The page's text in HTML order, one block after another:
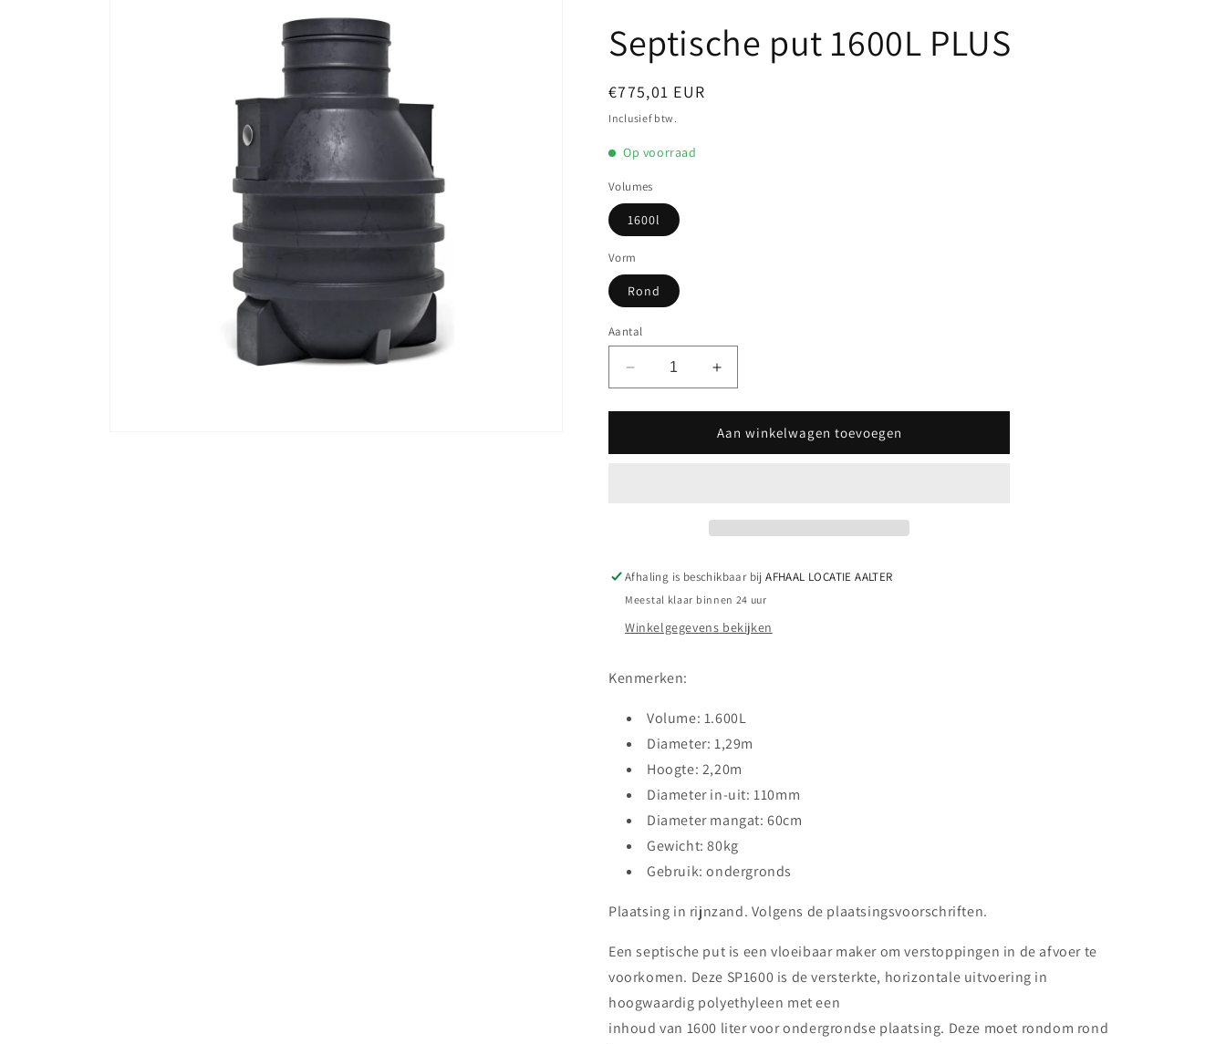
Septische put 1600L PLUS
Normale
prijs
€775,01 EUR
Inclusief btw.
Op voorraad
Volumes
1600l
Vorm
Rond
Aantal
Aantal
verlagen
voor
put
Aantal
verhogen
voor
Septische
put
Aan winkelwagen toevoegen
Afhaling is beschikbaar bijAFHAAL LOCATIE AALTER
Meestal klaar binnen 24 uur
Winkelgegevens bekijken
Kenmerken:
Volume: 1.600L
Diameter: 1,29m
Hoogte: 2,20m
Diameter in-uit: 110mm
Diameter mangat: 60cm
Gewicht: 80kg
Gebruik: ondergronds
Plaatsing in rijnzand. Volgens de plaatsingsvoorschriften.
Een septische put is een vloeibaar maker om verstoppingen in de afvoer te
voorkomen. Deze SP1600 is de versterkte, horizontale uitvoering in
hoogwaardig polyethyleen met een
inhoud van 1600 liter voor ondergrondse plaatsing. Deze moet rondom rond